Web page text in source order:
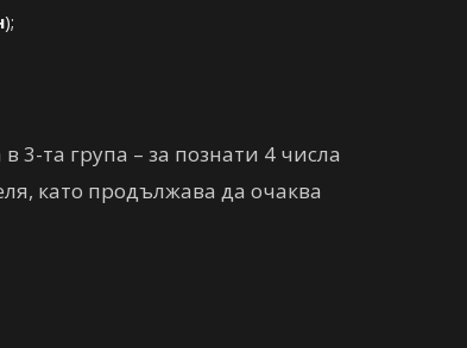
);
3-та група – за познати 4 числа
като продължава да очаква